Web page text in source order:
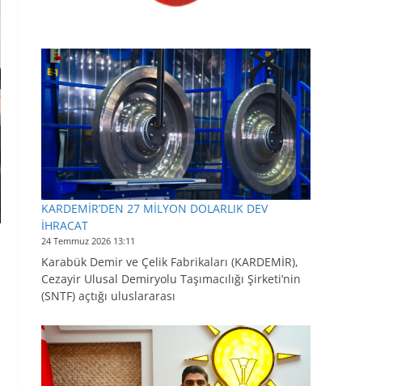
KARDEMİR’DEN 27 MİLYON DOLARLIK DEV
İHRACAT
24 Temmuz 2026 13:11
Karabük Demir ve Çelik Fabrikaları (KARDEMİR),
Cezayir Ulusal Demiryolu Taşımacılığı Şirketi’nin
(SNTF) açtığı uluslararası